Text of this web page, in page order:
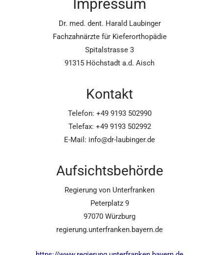
Impressum
Dr. med. dent. Harald Laubinger
Fachzahnärzte für Kieferorthopädie
Spitalstrasse 3
91315 Höchstadt a.d. Aisch
Kontakt
Telefon: +49 9193 502990
Telefax: +49 9193 502992
E-Mail: info@dr-laubinger.de
Aufsichtsbehörde
Regierung von Unterfranken
Peterplatz 9
97070 Würzburg
regierung.unterfranken.bayern.de